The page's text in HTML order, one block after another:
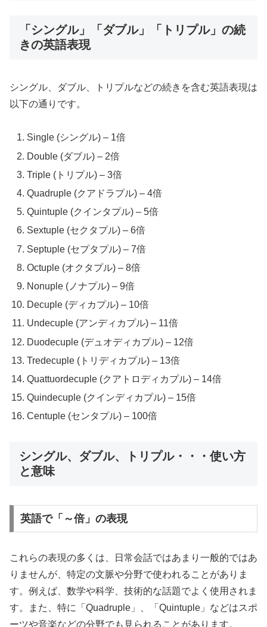
「シングル」「ダブル」「トリプル」の続
きの英語表現
シングル、ダブル、トリプルなどの続きを含む英語表現は
以下の通りです。
Single (シングル) – 1倍
Double (ダブル) – 2倍
Triple (トリプル) – 3倍
Quadruple (クアドラプル) – 4倍
Quintuple (クインタプル) – 5倍
Sextuple (セクタプル) – 6倍
Septuple (セプタプル) – 7倍
Octuple (オクタプル) – 8倍
Nonuple (ノナプル) – 9倍
Decuple (ディカプル) – 10倍
Undecuple (アンディカプル) – 11倍
Duodecuple (デュオディカプル) – 12倍
Tredecuple (トリディカプル) – 13倍
Quattuordecuple (クアトロディカプル) – 14倍
Quindecuple (クインディカプル) – 15倍
Centuple (センタプル) – 100倍
シングル、ダブル、トリプル・・・使い方
と意味
英語で「～倍」の表現
これらの表現の多くは、日常会話ではあまり一般的ではあ
りませんが、特定の文脈や分野で使われることがありま
す。例えば、数学や科学、技術的な話題でよく使用されま
す。また、特に「Quadruple」、「Quintuple」などはスポ
ーツや音楽などの分野でも見られることがあります。